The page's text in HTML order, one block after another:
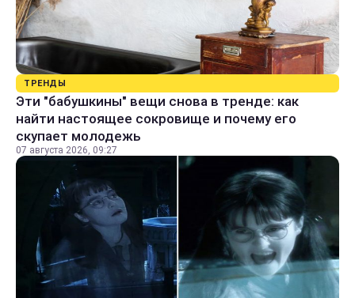
ТРЕНДЫ
Эти "бабушкины" вещи снова в тренде: как
найти настоящее сокровище и почему его
скупает молодежь
07 августа 2026, 09:27